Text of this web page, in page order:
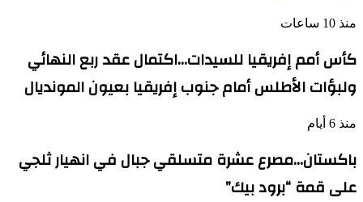
منذ 10 ساعات
كأس أمم إفريقيا للسيدات…اكتمال عقد ربع النهائي
ولبؤات الأطلس أمام جنوب إفريقيا بعيون المونديال
منذ 6 أيام
باكستان…مصرع عشرة متسلقي جبال في انهيار ثلجي
على قمة “برود بيك”